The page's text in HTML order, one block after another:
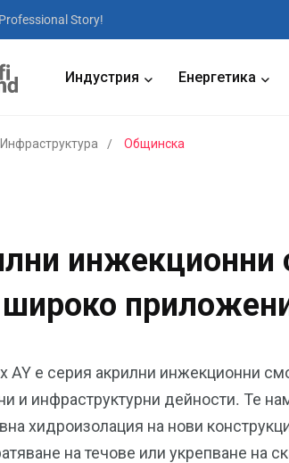
Story!
Индустрия Енергетика
Инфраструктура Общинска
инжекционни
широко
AY е серия акрилни инжекционни
и инфраструктурни дейности. Те
хидроизолация на нови
на течове или укрепване на